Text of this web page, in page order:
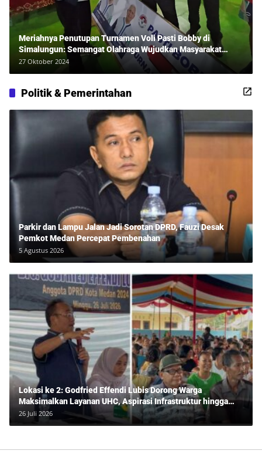
Meriahnya Penutupan Turnamen Voli Pasti Bobby di
Simalungun: Semangat Olahraga Wujudkan Masyarakat
Sehat Bersama Erwan Rozadi dan Ribuan Penonton!
27 Oktober 2024
Politik & Pemerintahan
Parkir dan Lampu Jalan Jadi Sorotan DPRD, Fauzi Desak
Pemkot Medan Percepat Pembenahan
5 Agustus 2026
Lokasi ke 2: Godfried Effendi Lubis Dorong Warga
Maksimalkan Layanan UHC, Aspirasi Infrastruktur hingga
Pendidikan Mengemuka dalam Reses Medan Amplas
26 Juli 2026